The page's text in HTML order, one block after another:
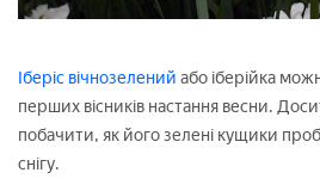
Іберіс вічнозелений або іберійка
перших вісників настання весни.
побачити, як його зелені кущики
снігу.